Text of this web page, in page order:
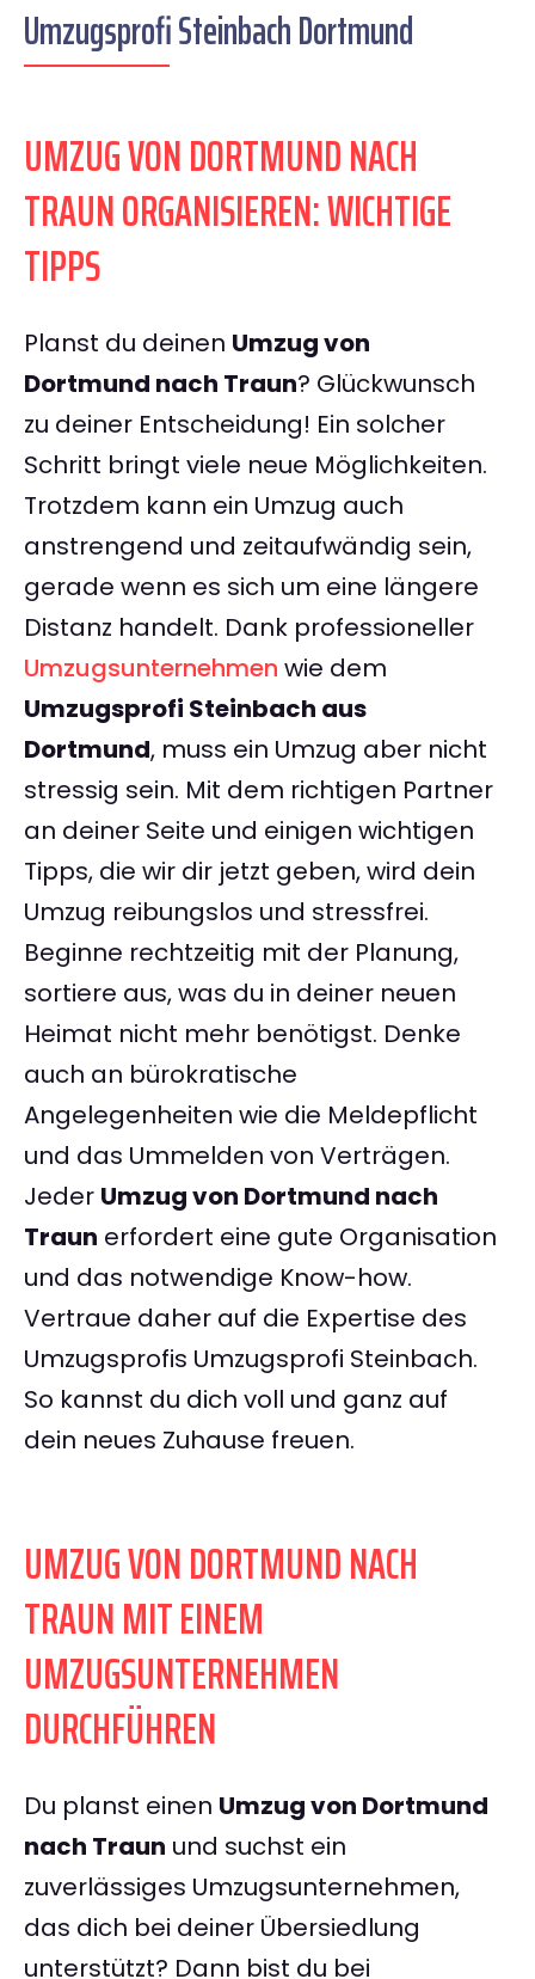
Umzugsprofi Steinbach Dortmund
UMZUG VON DORTMUND NACH
TRAUN ORGANISIEREN: WICHTIGE
TIPPS
Planst du deinen Umzug von
Dortmund nach Traun? Glückwunsch
zu deiner Entscheidung! Ein solcher
Schritt bringt viele neue Möglichkeiten.
Trotzdem kann ein Umzug auch
anstrengend und zeitaufwändig sein,
gerade wenn es sich um eine längere
Distanz handelt. Dank professioneller
Umzugsunternehmen wie dem
Umzugsprofi Steinbach aus
Dortmund, muss ein Umzug aber nicht
stressig sein. Mit dem richtigen Partner
an deiner Seite und einigen wichtigen
Tipps, die wir dir jetzt geben, wird dein
Umzug reibungslos und stressfrei.
Beginne rechtzeitig mit der Planung,
sortiere aus, was du in deiner neuen
Heimat nicht mehr benötigst. Denke
auch an bürokratische
Angelegenheiten wie die Meldepflicht
und das Ummelden von Verträgen.
Jeder Umzug von Dortmund nach
Traun erfordert eine gute Organisation
und das notwendige Know-how.
Vertraue daher auf die Expertise des
Umzugsprofis Umzugsprofi Steinbach.
So kannst du dich voll und ganz auf
dein neues Zuhause freuen.
UMZUG VON DORTMUND NACH
TRAUN MIT EINEM
UMZUGSUNTERNEHMEN
DURCHFÜHREN
Du planst einen Umzug von Dortmund
nach Traun und suchst ein
zuverlässiges Umzugsunternehmen,
das dich bei deiner Übersiedlung
unterstützt? Dann bist du bei